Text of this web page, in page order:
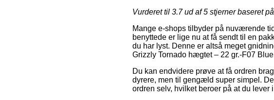
Vurderet til 3.7ud af 5 stjerner baseret på
Mange e-shops tilbyder på nuværende
benyttede er lige nu at få sendt til en
du har lyst. Denne er altså meget
Grizzly Tornado hægtet – 22 gr.-F07
Du kan endvidere prøve at få ordren
dyrere, men til gengæld super simpel.
ordren selv, hvilket beroer på at du